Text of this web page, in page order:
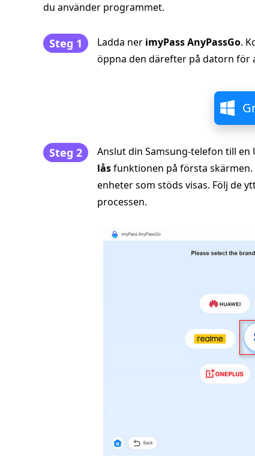
du använder programmet.
Steg 1 Ladda ner imyPass AnyPassGo.
öppna den därefter på datorn för
Steg 2 Anslut din Samsung‑telefon till en
låsfunktionen på första skärmen.
enheter som stöds visas. Följ de
processen.